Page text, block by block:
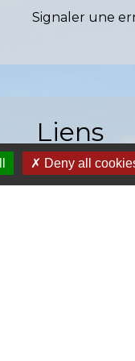
Signaler une
Liens
SEASY
Deny all